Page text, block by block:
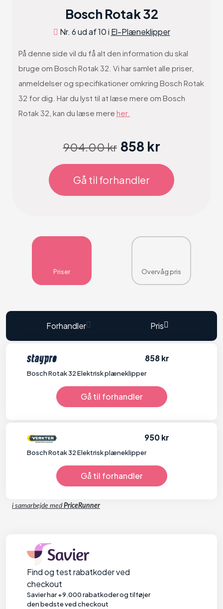
Bosch Rotak 32
Nr. 6 ud af 10 i El-Plæneklipper
På denne side vil du få alt den information du skal
bruge om Bosch Rotak 32. Vi har samlet alle priser,
anmeldelser og specifikationer omkring Bosch Rotak
32 for dig. Har du lyst til at læse mere om Bosch
Rotak 32, kan du læse mere her.
904.00 kr 858 kr
Gå til forhandler
Priser Overvåg pris
Forhandler Pris
Bosch Rotak 32 Elektrisk plæneklipper
858 kr
Gå til forhandler
Bosch Rotak 32 Elektrisk plæneklipper
950 kr
Gå til forhandler
i samarbejde med PriceRunner
Find og test rabatkoder ved
checkout
Savier har +9.000 rabatkoder og tilføjer
den bedste ved checkout